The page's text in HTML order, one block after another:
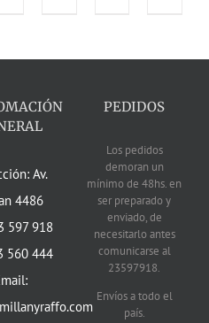
Av.
4486
597 918
560 444
PEDIDOS
Los pedidos
demoran un
mínimo de 48hs. en
ser preparado y
enviado, de
necesitarlo antes
comunicarse al
23597918.
Envíos a todo el
país.